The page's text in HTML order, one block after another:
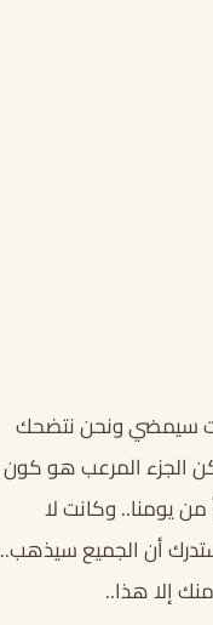
سيمضي ونحن نتضحك
الجزء المرعب هو كون
من يومنا.. وكانت لا
ستدرك أن الجميع سيذهب..
إلا هذا..